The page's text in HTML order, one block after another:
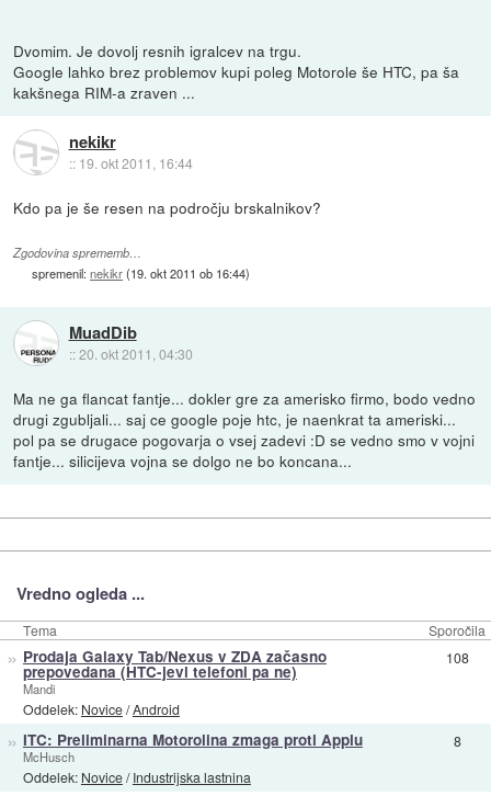
Dvomim. Je dovolj resnih igralcev na trgu.
Google lahko brez problemov kupi poleg Motorole še HTC, pa ša
kakšnega RIM-a zraven ...
nekikr
:: 19. okt 2011, 16:44
Kdo pa je še resen na področju brskalnikov?
Zgodovina sprememb…
spremenil:nekikr(19. okt 2011 ob 16:44)
MuadDib
::20. okt 2011, 04:30
Ma ne ga flancat fantje... dokler gre za amerisko firmo, bodo vedno
drugi zgubljali... saj ce google poje htc, je naenkrat ta ameriski...
pol pa se drugace pogovarja o vsej zadevi :D se vedno smo v vojni
fantje... silicijeva vojna se dolgo ne bo koncana...
Vredno ogleda ...
Tema Sporočila
» Prodaja Galaxy Tab/Nexus v ZDA začasno
prepovedana (HTC-jevi telefoni pa ne)
Mandi
Oddelek: Novice/Android
108
» ITC: Preliminarna Motorolina zmaga proti Applu
McHusch
Oddelek: Novice/Industrijska lastnina
8